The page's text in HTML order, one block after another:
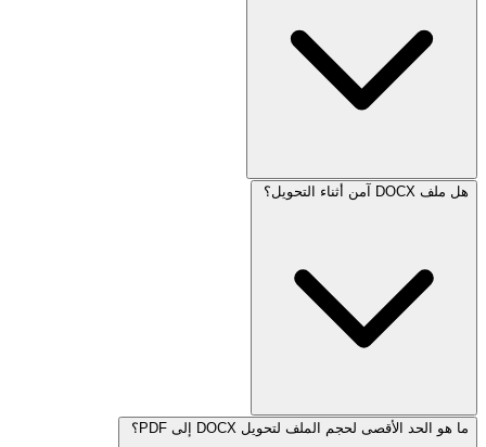
هل ملف DOCX آمن أثناء التحويل؟
ما هو الحد الأقصى لحجم الملف لتحويل DOCX إلى PDF؟